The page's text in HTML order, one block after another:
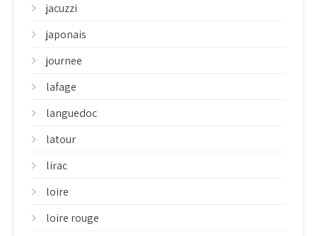
jacuzzi
japonais
journee
lafage
languedoc
latour
lirac
loire
loire rouge